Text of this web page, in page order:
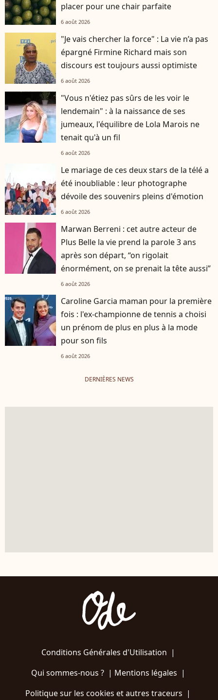
placer pour une chair parfaite
6 août 2026
"Je vais chercher la force" : La vie n’a pas
épargné Firmine Richard mais son
discours est toujours aussi optimiste
6 août 2026
"Vous n'étiez pas sûrs de les voir le
lendemain" : à la naissance de ses
jumeaux, l'équilibre de Lola Marois ne
tenait qu'à un fil
6 août 2026
Le mariage de ces deux stars de la télé a
été inoubliable : leur photographe
dévoile des souvenirs pleins d'émotion
6 août 2026
Marwan Berreni : cet autre acteur de
Plus Belle la vie prend la parole 3 ans
après son départ, “on rigolait
énormément, on se prenait la tête aussi”
6 août 2026
Caroline Garcia maman pour la première
fois : l'ex-championne de tennis a choisi
un prénom de plus en plus à la mode
pour son fils
6 août 2026
DERNIÈRES NEWS
Conditions Générales d'Utilisation |
Qui sommes-nous ?| Mentions légales |
Politique sur les cookies et autres traceurs |